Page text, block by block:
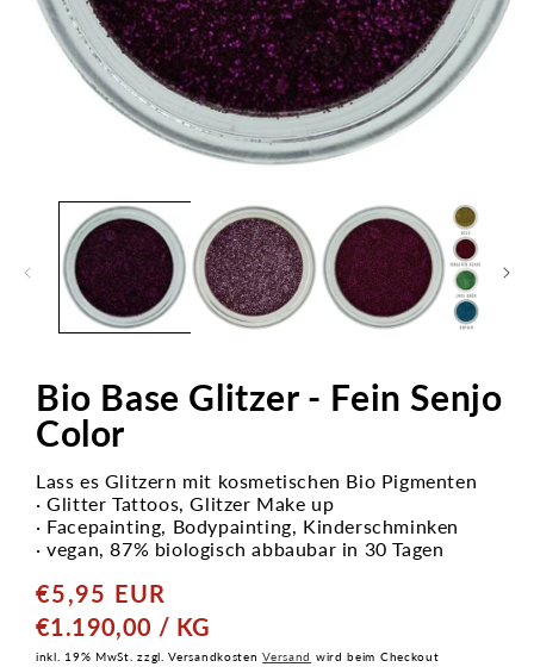
Bio Base Glitzer - Fein Senjo
Color
Lass es Glitzern mit kosmetischen Bio Pigmenten
· Glitter Tattoos, Glitzer Make up
· Facepainting, Bodypainting, Kinderschminken
· vegan, 87% biologisch abbaubar in 30 Tagen
Normaler
Preis
€5,95 EUR
GRUNDPREIS
€1.190,00 / PRO
KG
inkl. 19% MwSt. zzgl. VersandkostenVersand wird beim Checkout